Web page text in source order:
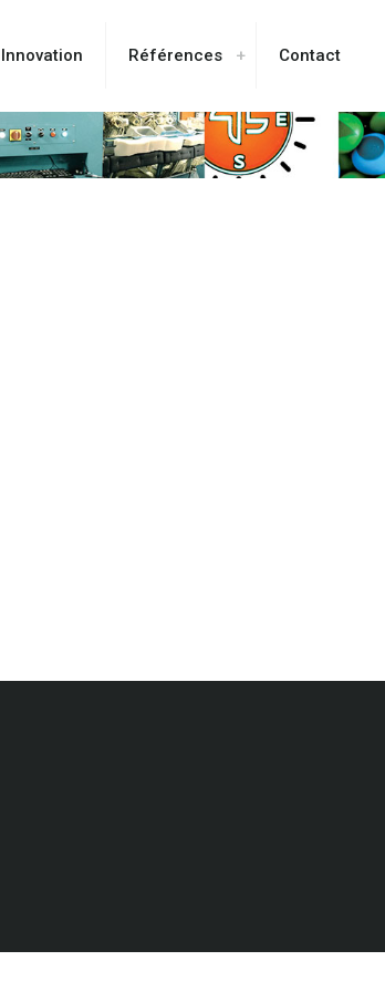
Innovation Références Contact